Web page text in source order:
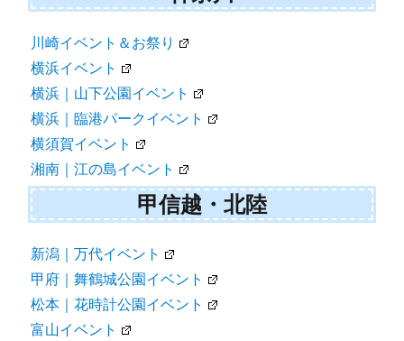
川崎イベント＆お祭り
横浜イベント
横浜｜山下公園イベント
横浜｜臨港パークイベント
横須賀イベント
湘南｜江の島イベント
甲信越・北陸
新潟｜万代イベント
甲府｜舞鶴城公園イベント
松本｜花時計公園イベント
富山イベント